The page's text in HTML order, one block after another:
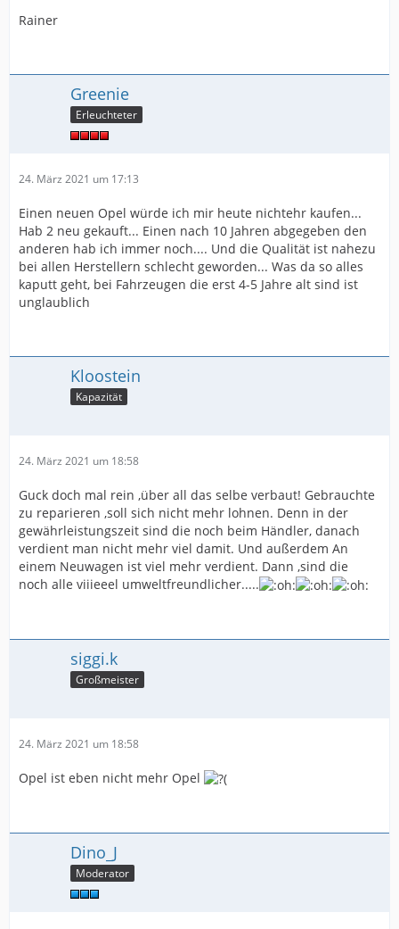
Rainer
Greenie
Erleuchteter
24. März 2021 um 17:13
Einen neuen Opel würde ich mir heute nichtehr kaufen...
Hab 2 neu gekauft... Einen nach 10 Jahren abgegeben den
anderen hab ich immer noch.... Und die Qualität ist nahezu
bei allen Herstellern schlecht geworden... Was da so alles
kaputt geht, bei Fahrzeugen die erst 4-5 Jahre alt sind ist
unglaublich
Kloostein
Kapazität
24. März 2021 um 18:58
Guck doch mal rein ,über all das selbe verbaut! Gebrauchte
zu reparieren ,soll sich nicht mehr lohnen. Denn in der
gewährleistungszeit sind die noch beim Händler, danach
verdient man nicht mehr viel damit. Und außerdem An
einem Neuwagen ist viel mehr verdient. Dann ,sind die
noch alle viiieeel umweltfreundlicher.....
siggi.k
Großmeister
24. März 2021 um 18:58
Opel ist eben nicht mehr Opel
Dino_J
Moderator